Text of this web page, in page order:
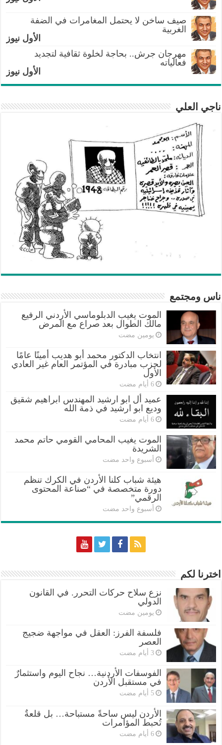
صيف ساخن لا يحتمل المغامرات في الضفة
الغربية
الأول نيوز
مهرجان جرش.. بحاجة لخلوة ثقافية لتجديد
فعالياته
الأول نيوز
ناجي العلي
ناس ومجتمع
الموت يغيب الدبلوماسي الأردني الرفيع
مالك الطوال بعد صراع مع المرض
‏يومين مضت
انتخاب الدكتور محمد أبو هديب أمينًا عامًا
لحزب مبادرة في المؤتمر العام غير العادي
الأول
‏6 أيام مضت
عميد أل ابو ارشيد المهندس ابراهيم شقيق
وديع ابو ارشيد في ذمة الله
‏6 أيام مضت
الموت يغيب المحامي القومي حاتم محمد
الشريدة
‏أسبوع واحد مضت
هيئة شباب كلنا الأردن في الكرك تنظم
دورة متخصصة في “صناعة المحتوى
الرقمي”
‏أسبوع واحد مضت
اخترنا لكم
نزع سلاح حركات التحرر. في القانون
الدولي
‏يومين مضت
فلسفة الفرز: العقل في مواجهة ضجيج
العصر
‏3 أيام مضت
الفوسفات الأردنية… نجاح اليوم واستثمارٌ
في مستقبل الأردن
‏5 أيام مضت
الأردن ليس ساحةً مستباحة… بل قلعةٌ
تُحبط المؤامرات
‏6 أيام مضت